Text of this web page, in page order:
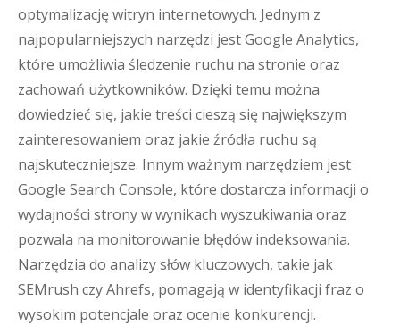
optymalizację witryn internetowych. Jednym z
najpopularniejszych narzędzi jest Google Analytics,
które umożliwia śledzenie ruchu na stronie oraz
zachowań użytkowników. Dzięki temu można
dowiedzieć się, jakie treści cieszą się największym
zainteresowaniem oraz jakie źródła ruchu są
najskuteczniejsze. Innym ważnym narzędziem jest
Google Search Console, które dostarcza informacji o
wydajności strony w wynikach wyszukiwania oraz
pozwala na monitorowanie błędów indeksowania.
Narzędzia do analizy słów kluczowych, takie jak
SEMrush czy Ahrefs, pomagają w identyfikacji fraz o
wysokim potencjale oraz ocenie konkurencji.